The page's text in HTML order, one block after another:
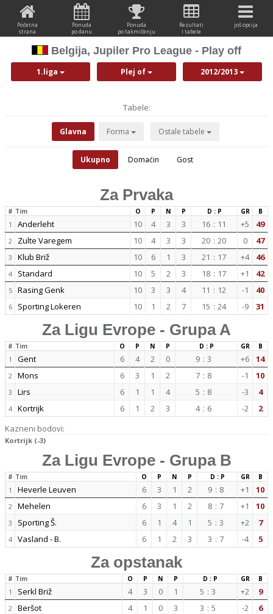
Početna
strana
Ponuda
po danu
Ponuda
po takmičenju
Rezultati
i tabele
još opcija
Belgija, Jupiler Pro League - Play off
1.liga Plej of 2012/2013
Tabele:
Glavna Forma Ostale tabele
Ukupno Domaćin Gost
Za Prvaka
# Tim O P N P D : P GR B
1 Anderleht 10 4 3 3 16 : 11 +5 49
2 Zulte Varegem 10 4 3 3 20 : 20 0 47
3 Klub Briž 10 6 1 3 21 : 17 +4 46
4 Standard 10 5 2 3 18 : 17 +1 42
5 Rasing Genk 10 3 3 4 11 : 12 -1 40
6 Sporting Lokeren 10 1 2 7 15 : 24 -9 31
Za Ligu Evrope - Grupa A
# Tim O P N P D : P GR B
1 Gent 6 4 2 0 9 : 3 +6 14
2 Mons 6 3 1 2 7 : 8 -1 10
3 Lirs 6 1 1 4 5 : 8 -3 4
4 Kortrijk 6 1 2 3 4 : 6 -2
2
Kazneni bodovi:
Kortrijk (-3)
Za Ligu Evrope - Grupa B
# Tim O P N P D : P GR B
1 Heverle Leuven 6 3 1 2 9 : 8 +1 10
2 Mehelen 6 3 1 2 8 : 7 +1 10
3 Sporting Š. 6 1 4 1 5 : 3 +2 7
4 Vasland - B. 6 1 2 3 3 : 7 -4 5
Za opstanak
# Tim O P N P D : P GR B
1 Serkl Briž 4 3 0 1 5 : 3 +2 9
2 Beršot 4 1 0 3 3 : 5 -2 6